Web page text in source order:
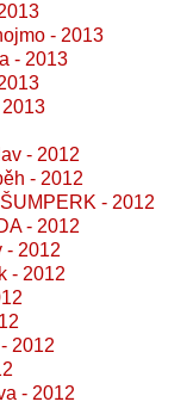
- 2013
- 2013
- 2012
- 2012
- 2012
- 2012
- 2012
- 2012
2012
- 2012